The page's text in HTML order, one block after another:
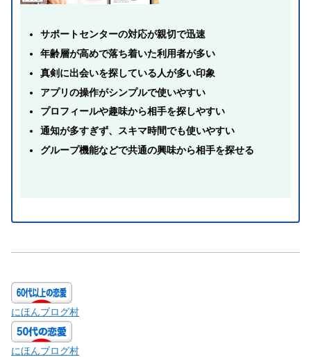
サポートセンターの対応が親切で迅速
年齢層が高めで落ち着いた利用者が多い
真剣に出会いを探している人が多い印象
アプリの操作がシンプルで使いやすい
プロフィールや趣味から相手を探しやすい
通知が多すぎず、スキマ時間でも使いやすい
グループ機能などで共通の興味から相手を探せる
にほんブログ村
にほんブログ村